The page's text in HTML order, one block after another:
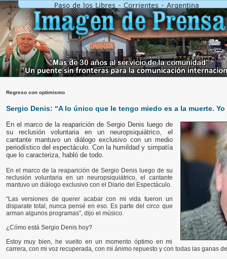
Regreso con optimismo
Sergio Denis: “A lo único que le tengo miedo es a la muerte.
En el marco de la reaparición de Sergio Denis luego de
su reclusión voluntaria en un neuropsiquiátrico, el
cantante mantuvo un diálogo exclusivo con un medio
periodístico del espectáculo. Con la humildad y simpatía
que lo caracteriza, habló de todo.
En el marco de la reaparición de Sergio Denis luego de su
reclusión voluntaria en un neuropsiquiátrico, el cantante
mantuvo un diálogo exclusivo con el Diario del Espectáculo.
“Las versiones de querer acabar con mi vida fueron un
disparate total, nunca pensé en eso. Es parte del circo que
arman algunos programas”, dijo el músico.
¿Cómo está Sergio Denis hoy?
Estoy muy bien, he vuelto en un momento óptimo en mi
carrera, con mi voz recuperada, con mi ánimo repuesto y con todas las ganas